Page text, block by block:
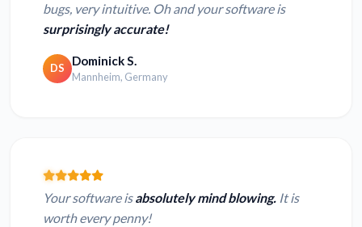
bugs, very intuitive. Oh and your software is
surprisingly accurate!
DS Dominick S.
Mannheim, Germany
Your software isabsolutely mind blowing. It is
worth every penny!